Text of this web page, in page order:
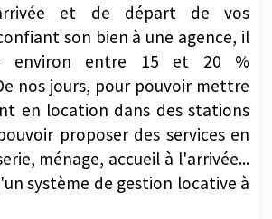
et de départ de vos
son bien à une agence, il
environ entre 15 et 20 %
nos jours, pour pouvoir mettre
en location dans des stations
proposer des services en
ménage, accueil à l'arrivée...
système de gestion locative à